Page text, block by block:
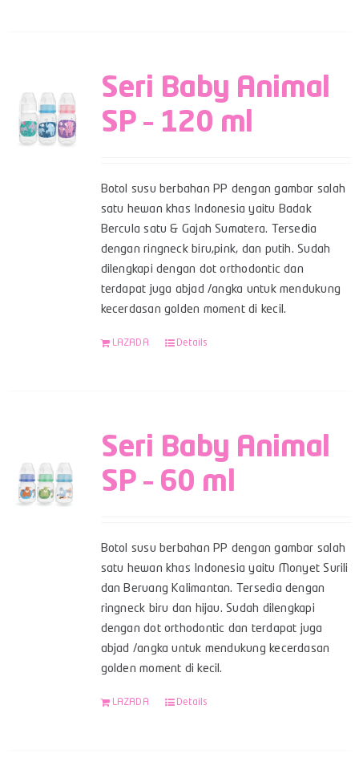
Seri Baby Animal
SP – 120 ml
Botol susu berbahan PP dengan gambar salah
satu hewan khas Indonesia yaitu Badak
Bercula satu & Gajah Sumatera. Tersedia
dengan ringneck biru,pink, dan putih. Sudah
dilengkapi dengan dot orthodontic dan
terdapat juga abjad /angka untuk mendukung
kecerdasan golden moment di kecil.
LAZADA Details
Seri Baby Animal
SP – 60 ml
Botol susu berbahan PP dengan gambar salah
satu hewan khas Indonesia yaitu Monyet Surili
dan Beruang Kalimantan. Tersedia dengan
ringneck biru dan hijau. Sudah dilengkapi
dengan dot orthodontic dan terdapat juga
abjad /angka untuk mendukung kecerdasan
golden moment di kecil.
LAZADA Details